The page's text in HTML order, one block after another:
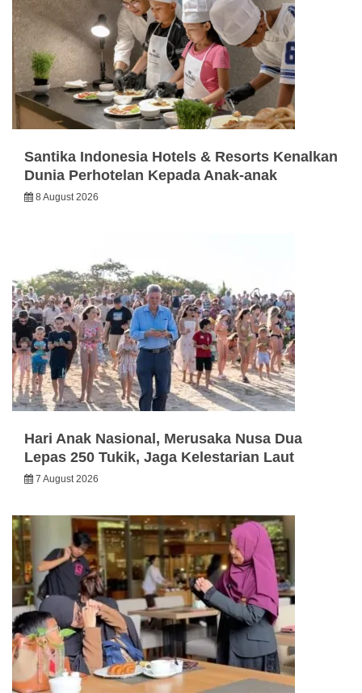
Santika Indonesia Hotels & Resorts Kenalkan
Dunia Perhotelan Kepada Anak-anak
8 August 2026
Hari Anak Nasional, Merusaka Nusa Dua
Lepas 250 Tukik, Jaga Kelestarian Laut
7 August 2026